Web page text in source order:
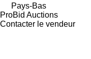
Pays-Bas
ProBid Auctions
Contacter le vendeur